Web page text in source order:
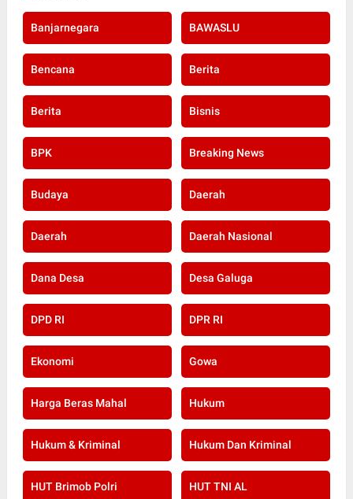
Banjarnegara BAWASLU
Bencana Berita
Berita Bisnis
BPK Breaking News
Budaya Daerah
Daerah Daerah Nasional
Dana Desa Desa Galuga
DPD RI DPR RI
Ekonomi Gowa
Harga Beras Mahal Hukum
Hukum & Kriminal Hukum Dan Kriminal
HUT Brimob Polri HUT TNI AL